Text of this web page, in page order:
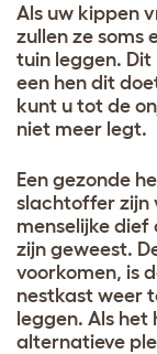
Als uw kippen
zullen ze soms
tuin leggen. Dit
een hen dit
kunt u tot de
niet meer legt.
Een gezonde
slachtoffer zijn
menselijke dief
zijn geweest.
voorkomen, is
nestkast weer
leggen. Als het
alternatieve